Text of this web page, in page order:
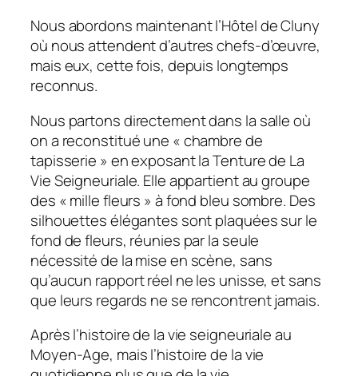
Nous abordons maintenant l’Hôtel de Cluny
où nous attendent d’autres chefs-d’œuvre,
mais eux, cette fois, depuis longtemps
reconnus.
Nous partons directement dans la salle où
on a reconstitué une « chambre de
tapisserie » en exposant la Tenture de La
Vie Seigneuriale. Elle appartient au groupe
des « mille fleurs » à fond bleu sombre. Des
silhouettes élégantes sont plaquées sur le
fond de fleurs, réunies par la seule
nécessité de la mise en scène, sans
qu’aucun rapport réel ne les unisse, et sans
que leurs regards ne se rencontrent jamais.
Après l’histoire de la vie seigneuriale au
Moyen-Age, mais l’histoire de la vie